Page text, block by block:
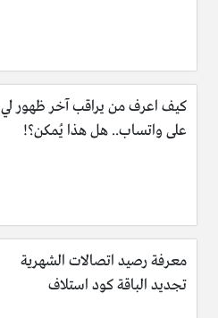
كيف اعرف من يراقب آخر ظهور لي
على واتساب.. هل هذا يُمكن؟!
معرفة رصيد اتصالات الشهرية
تجديد الباقة كود استلاف